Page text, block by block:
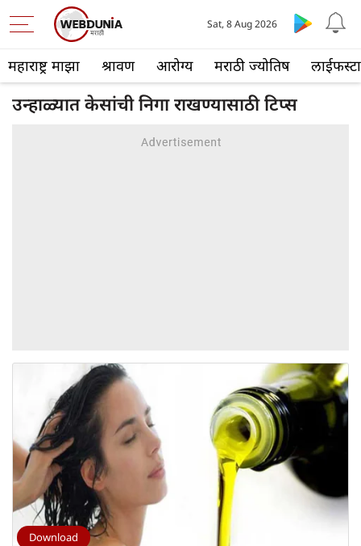
महाराष्ट्र माझा श्रावण आरोग्य मराठी ज्योतिष
Sat, 8 Aug 2026
उन्हाळ्यात केसांची निगा राखण्यासाठी टिप्स
Download